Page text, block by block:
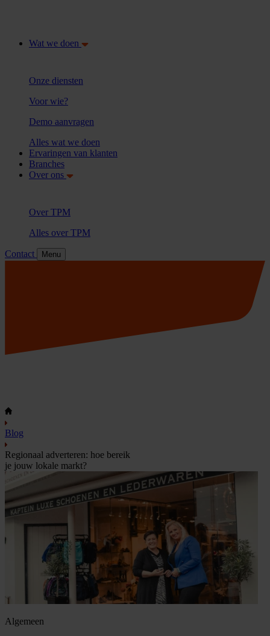
Wat we doen
Onze diensten
Voor wie?
Demo aanvragen
Alles wat we doen
Ervaringen van klanten
Branches
Over ons
Over TPM
Alles over TPM
Contact Menu
Blog
Regionaal adverteren: hoe bereik
je jouw lokale markt?
Algemeen